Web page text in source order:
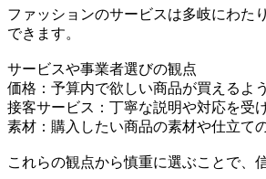
ファッションのサービスは多岐にわた
できます。
サービスや事業者選びの観点
価格：予算内で欲しい商品が買えるよ
接客サービス：丁寧な説明や対応を受
素材：購入したい商品の素材や仕立て
これらの観点から慎重に選ぶことで、